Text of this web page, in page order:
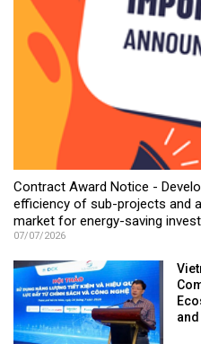
Contract Award Notice -
efficiency of sub-projects and
market for energy-saving
07/07/2026